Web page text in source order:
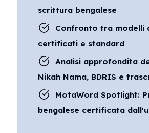
scrittura bengalese
Confronto tra modelli
certificati e standard
Analisi approfondita
Nikah Nama, BDRIS e
MotaWord Spotlight:
bengalese certificata